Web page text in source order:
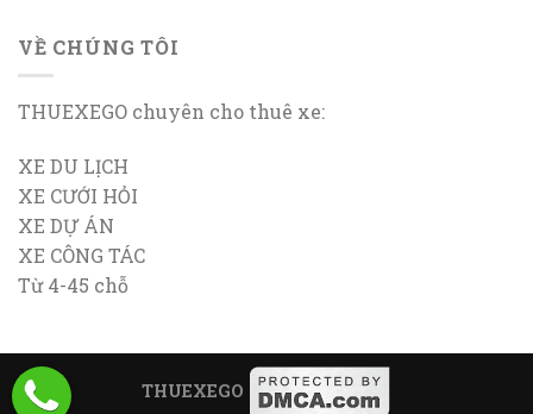
VỀ CHÚNG TÔI
THUEXEGO chuyên cho thuê xe:
XE DU LỊCH
XE CƯỚI HỎI
XE DỰ ÁN
XE CÔNG TÁC
Từ 4-45 chỗ
THUEXEGO